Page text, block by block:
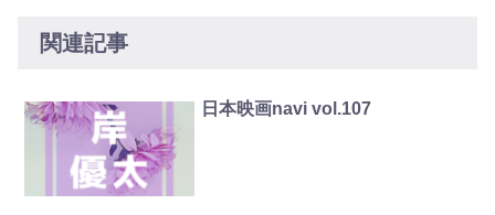
関連記事
日本映画navi vol.107